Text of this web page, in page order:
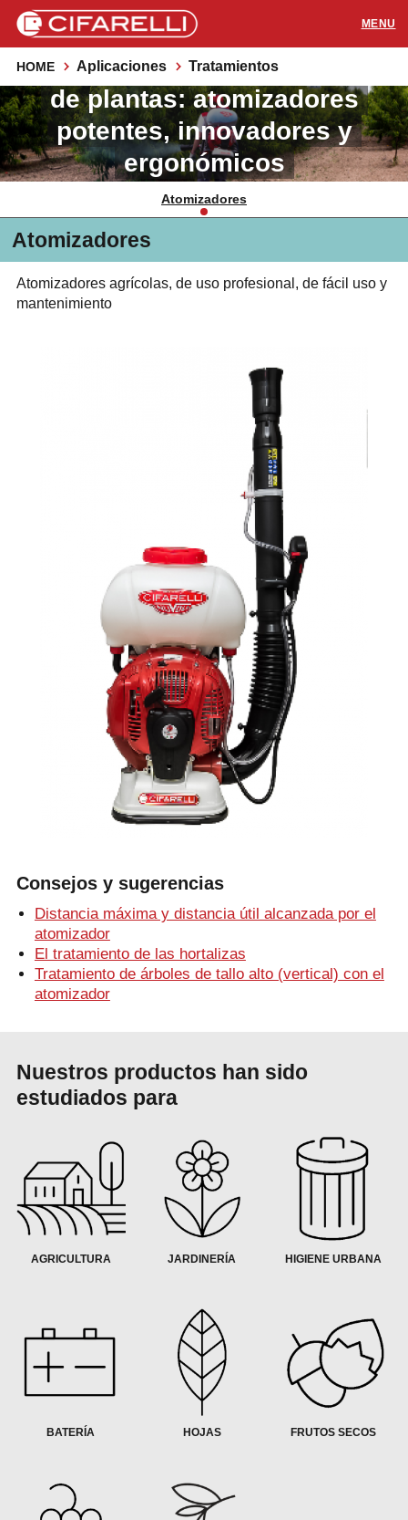
PRODUCTOS
APLICACIONES
SOPORTE
HOME Aplicaciones Tratamientos
Máquinas para el tratamiento
de plantas: atomizadores
potentes, innovadores y
ergonómicos
Dal 1967 lo strumento per gli agricoltori nel mondo
Atomizadores
Atomizadores
Atomizadores agrícolas, de uso profesional, de fácil uso y
mantenimiento
Consejos y sugerencias
Distancia máxima y distancia útil alcanzada por el
atomizador
El tratamiento de las hortalizas
Tratamiento de árboles de tallo alto (vertical) con el
atomizador
Nuestros productos han sido
estudiados para
AGRICULTURA JARDINERÍA HIGIENE URBANA
BATERÍA HOJAS FRUTOS SECOS